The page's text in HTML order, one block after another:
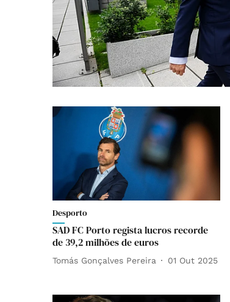
Desporto
SAD FC Porto regista lucros recorde
de 39,2 milhões de euros
Tomás Gonçalves Pereira 01 Out 2025